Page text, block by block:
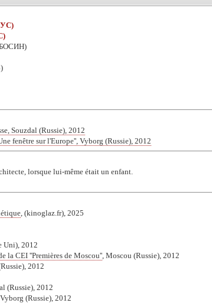
Souzdal (Russie), 2012
fenêtre sur l'Europe'', Vyborg (Russie), 2012
lorsque lui-même était un enfant.
, (kinoglaz.fr), 2025
Uni), 2012
la CEI ''Premières de Moscou'' , Moscou (Russie), 2012
2012
(Russie), 2012
, Vyborg (Russie), 2012